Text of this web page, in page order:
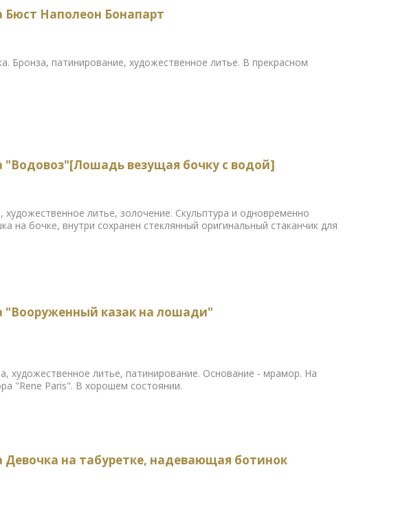
Бюст Наполеон Бонапарт
Бронза, патинирование, художественное литье. В прекрасном
"Водовоз"[Лошадь везущая бочку с водой]
художественное литье, золочение. Скульптура и одновременно
на бочке, внутри сохранен стеклянный оригинальный стаканчик для
"Вооруженный казак на лошади"
художественное литье, патинирование. Основание - мрамор. На
"Rene Paris". В хорошем состоянии.
Девочка на табуретке, надевающая ботинок